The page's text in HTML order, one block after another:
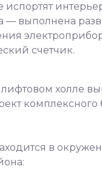
испортят
— выполнена
счетчик.
холле
в